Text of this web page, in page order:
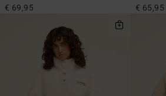
€ 69,95 € 65,95